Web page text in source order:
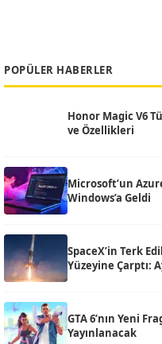
POPÜLER HABERLER
Honor Magic V6
ve Özellikleri
Microsoft’un
Windows’a Geldi
SpaceX’in Terk
Yüzeyine Çarptı:
GTA 6’nın Yeni
Yayınlanacak